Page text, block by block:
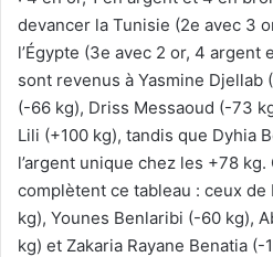
devancer la Tunisie (2e avec 3
l’Égypte (3e avec 2 or, 4 argent
sont revenus à Yasmine Djellab
(-66 kg), Driss Messaoud (-73
Lili (+100 kg), tandis que Dyhia
l’argent unique chez les +78
complètent ce tableau : ceux de
kg), Younes Benlaribi (-60 kg),
kg) et Zakaria Rayane Benatia